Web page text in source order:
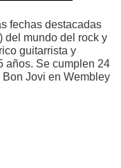
fechas destacadas
mundo del rock y
guitarrista y
años. Se cumplen 24
Jovi en Wembley